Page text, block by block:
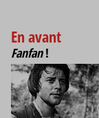
En avant
Fanfan!